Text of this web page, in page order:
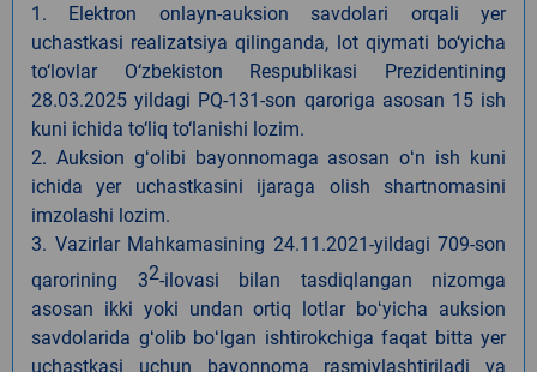
1. Elektron onlayn-auksion savdolari orqali yer
uchastkasi realizatsiya qilinganda, lot qiymati bo‘yicha
to‘lovlar O‘zbekiston Respublikasi Prezidentining
28.03.2025 yildagi PQ-131-son qaroriga asosan 15 ish
kuni ichida to‘liq to‘lanishi lozim.
2. Auksion gʻolibi bayonnomaga asosan oʻn ish kuni
ichida yer uchastkasini ijaraga olish shartnomasini
imzolashi lozim.
3. Vazirlar Mahkamasining 24.11.2021-yildagi 709-son
qarorining 32-ilovasi bilan tasdiqlangan nizomga
asosan ikki yoki undan ortiq lotlar boʻyicha auksion
savdolarida gʻolib boʻlgan ishtirokchiga faqat bitta yer
uchastkasi uchun bayonnoma rasmiylashtiriladi va